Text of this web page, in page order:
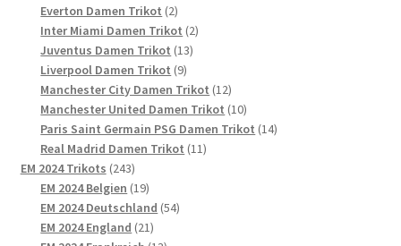
Produkte
Everton Damen Trikot 22
Produkte
Inter Miami Damen Trikot 22
Juventus Damen Trikot 1313
Liverpool Damen Trikot 99
Produkte
Manchester City Damen Trikot 1212
Produkte
Manchester United Damen Trikot 1010
Produkte
Paris Saint Germain PSG Damen Trikot 1414
Real Madrid Damen Trikot 1111
EM 2024 Trikots 243243
Produkte
EM 2024 Belgien 1919
Produkte
EM 2024 Deutschland 5454
EM 2024 England 2121